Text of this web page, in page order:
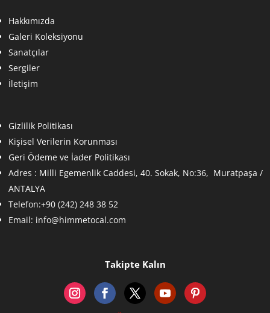
Hakkımızda
Galeri Koleksiyonu
Sanatçılar
Sergiler
İletişim
Gizlilik Politikası
Kişisel Verilerin Korunması
Geri Ödeme ve İader Politikası
Adres : Milli Egemenlik Caddesi, 40. Sokak, No:36, Muratpaşa /
ANTALYA
Telefon:+90 (242) 248 38 52
Email: info@himmetocal.com
Takipte Kalın